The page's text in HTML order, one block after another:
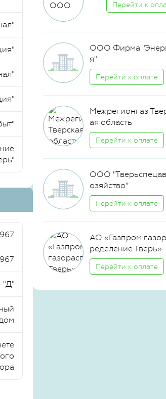
"Д"
Перейти к
ООО Фирма
я"
Перейти к оплате
Межрегионгаз
ая область
Перейти к оплате
ООО
озяйство"
Перейти к оплате
АО «Газпром
ределение Тверь»
Перейти к оплате